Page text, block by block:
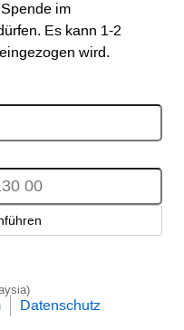
im
Es kann 1-2
wird.
Datenschutz